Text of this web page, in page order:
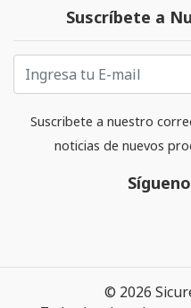
Suscríbete a
Suscribete a nuestro
noticias de nuevos
© 2026